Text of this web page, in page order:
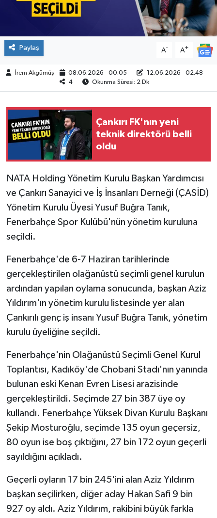
Paylaş A- A+
İrem Akgümüş 08.06.2026 - 00:05
12.06.2026 - 02:48
4
Okunma Süresi: 2 Dk
Çankırı FK'nın yeni
teknik direktörü belli
oldu
NATA Holding Yönetim Kurulu Başkan Yardımcısı
ve Çankırı Sanayici ve İş İnsanları Derneği (ÇASİD)
Yönetim Kurulu Üyesi Yusuf Buğra Tanık,
Fenerbahçe Spor Kulübü'nün yönetim kuruluna
seçildi.
Fenerbahçe'de 6-7 Haziran tarihlerinde
gerçekleştirilen olağanüstü seçimli genel kurulun
ardından yapılan oylama sonucunda, başkan Aziz
Yıldırım'ın yönetim kurulu listesinde yer alan
Çankırılı genç iş insanı Yusuf Buğra Tanık, yönetim
kurulu üyeliğine seçildi.
Fenerbahçe'nin Olağanüstü Seçimli Genel Kurul
Toplantısı, Kadıköy'de Chobani Stadı'nın yanında
bulunan eski Kenan Evren Lisesi arazisinde
gerçekleştirildi. Seçimde 27 bin 387 üye oy
kullandı. Fenerbahçe Yüksek Divan Kurulu Başkanı
Şekip Mosturoğlu, seçimde 135 oyun geçersiz,
80 oyun ise boş çıktığını, 27 bin 172 oyun geçerli
sayıldığını açıkladı.
Geçerli oyların 17 bin 245'ini alan Aziz Yıldırım
başkan seçilirken, diğer aday Hakan Safi 9 bin
927 oy aldı. Aziz Yıldırım, rakibini büyük farkla
TURİZM
MAGAZİN
BİLİM&TEKNOLOJİ
BÖLGE
DÜNYA